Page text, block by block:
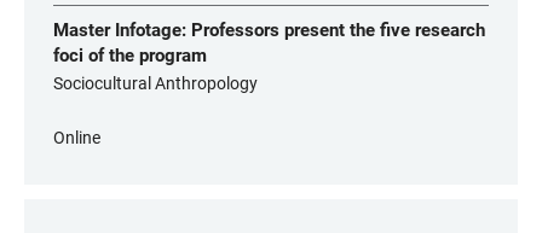
Master Infotage: Professors present the five research
foci of the program
Sociocultural Anthropology
Online